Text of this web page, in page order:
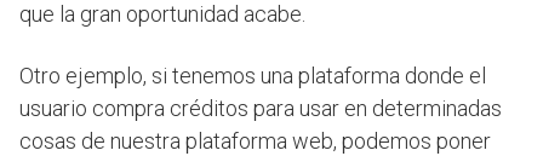
que la gran oportunidad acabe.
Otro ejemplo, si tenemos una plataforma donde el
usuario compra créditos para usar en determinadas
cosas de nuestra plataforma web, podemos poner